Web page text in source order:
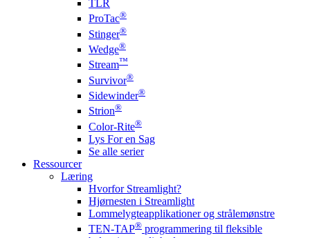
TLR
ProTac®
Stinger®
Wedge®
Stream™
Survivor®
Sidewinder®
Strion®
Color-Rite®
Lys For en Sag
Se alle serier
Ressourcer
Læring
Hvorfor Streamlight?
Hjørnesten i Streamlight
Lommelygteapplikationer og strålemønstre
TEN-TAP® programmering til fleksible